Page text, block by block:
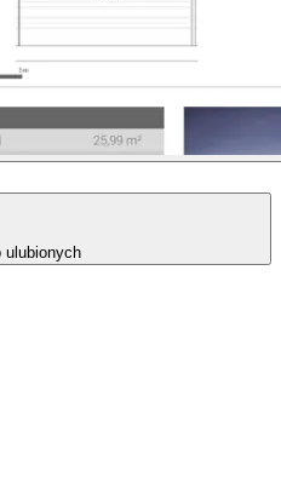
ulubionych